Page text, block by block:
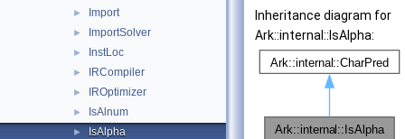
► Import
► ImportSolver
► InstLoc
► IRCompiler
► IROptimizer
► IsAlnum
► IsAlpha
Inheritance diagram for
Ark::internal::IsAlpha: